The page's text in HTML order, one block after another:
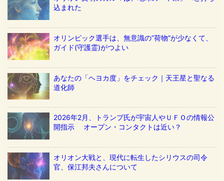
込まれた
オリンピック選手は、無意識の”荷物”が少なくて、
ガイド(守護霊)がつよい
あなたの「ヘヨカ度」をチェック｜天王星と聖なる
道化師
2026年2月、トランプ氏が宇宙人やＵＦＯの情報公
開指示 オープン・コンタクトは近い？
オリオン大戦と、現代に転生したシリウスの司令
官、保江邦夫さんについて